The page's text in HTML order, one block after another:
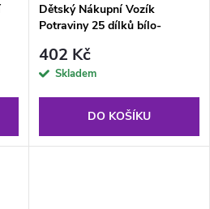
Dětský Nákupní Vozík
Potraviny 25 dílků bílo-
402 Kč
Skladem
DO KOŠÍKU